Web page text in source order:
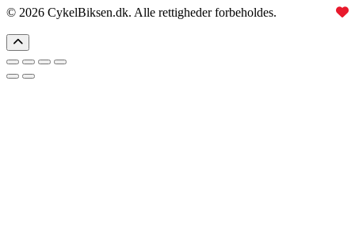
© 2026 CykelBiksen.dk. Alle rettigheder forbeholdes.